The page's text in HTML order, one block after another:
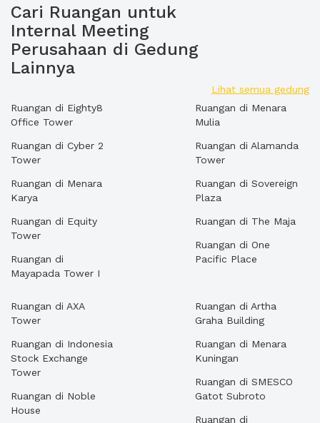
Cari Ruangan untuk
Internal Meeting
Perusahaan di Gedung
Lainnya
Lihat semua gedung
Ruangan di Eighty8
Office Tower
Ruangan di Cyber 2
Tower
Ruangan di Menara
Karya
Ruangan di Equity
Tower
Ruangan di
Mayapada Tower I
Ruangan di Menara
Mulia
Ruangan di Alamanda
Tower
Ruangan di Sovereign
Plaza
Ruangan di The Maja
Ruangan di One
Pacific Place
Ruangan di AXA
Tower
Ruangan di Indonesia
Stock Exchange
Tower
Ruangan di Noble
House
Ruangan di Artha
Graha Building
Ruangan di Menara
Kuningan
Ruangan di SMESCO
Gatot Subroto
Ruangan di